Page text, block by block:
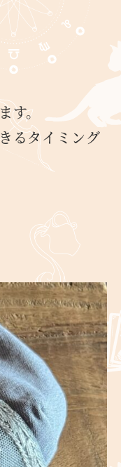
す。
るタイミング